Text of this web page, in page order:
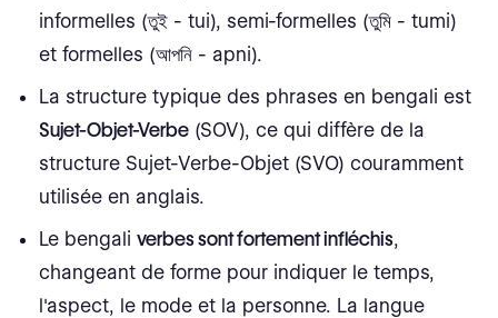
informelles (তুই - tui), semi-formelles (তুমি - tumi)
et formelles (আপনি - apni).
La structure typique des phrases en bengali est
Sujet-Objet-Verbe (SOV), ce qui diffère de la
structure Sujet-Verbe-Objet (SVO) couramment
utilisée en anglais.
Le bengaliverbes sont fortement infléchis,
changeant de forme pour indiquer le temps,
l'aspect, le mode et la personne. La langue